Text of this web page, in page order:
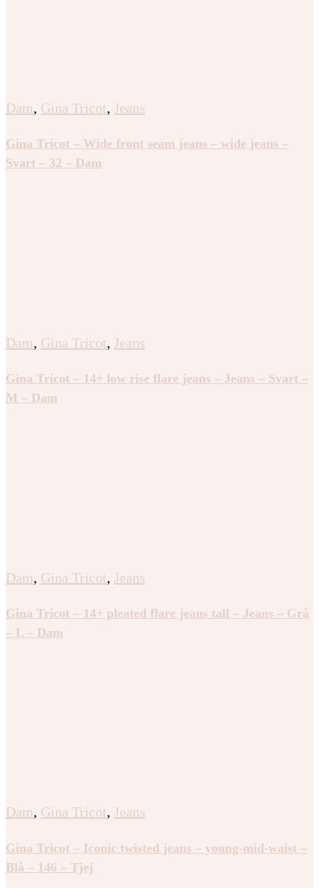
Dam, Gina Tricot, Jeans
Gina Tricot – Wide front seam jeans – wide jeans –
Svart – 32 – Dam
Dam, Gina Tricot, Jeans
Gina Tricot – 14+ low rise flare jeans – Jeans – Svart –
M – Dam
Dam, Gina Tricot, Jeans
Gina Tricot – 14+ pleated flare jeans tall – Jeans – Grå
– L – Dam
Dam, Gina Tricot, Jeans
Gina Tricot – Iconic twisted jeans – young-mid-waist –
Blå – 146 – Tjej